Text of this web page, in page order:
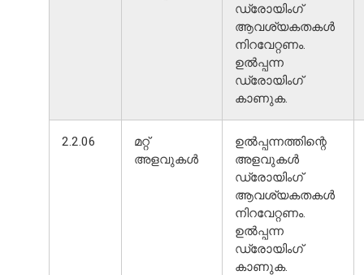
ഡ്രോയിംഗ്
ആവശ്യകതകൾ
നിറവേറ്റണം.
ഉൽപ്പന്ന
ഡ്രോയിംഗ്
കാണുക.
2.2.06
മറ്റ്
അളവുകൾ
ഉൽപ്പന്നത്തിന്റെ
അളവുകൾ
ഡ്രോയിംഗ്
ആവശ്യകതകൾ
നിറവേറ്റണം.
ഉൽപ്പന്ന
ഡ്രോയിംഗ്
കാണുക.